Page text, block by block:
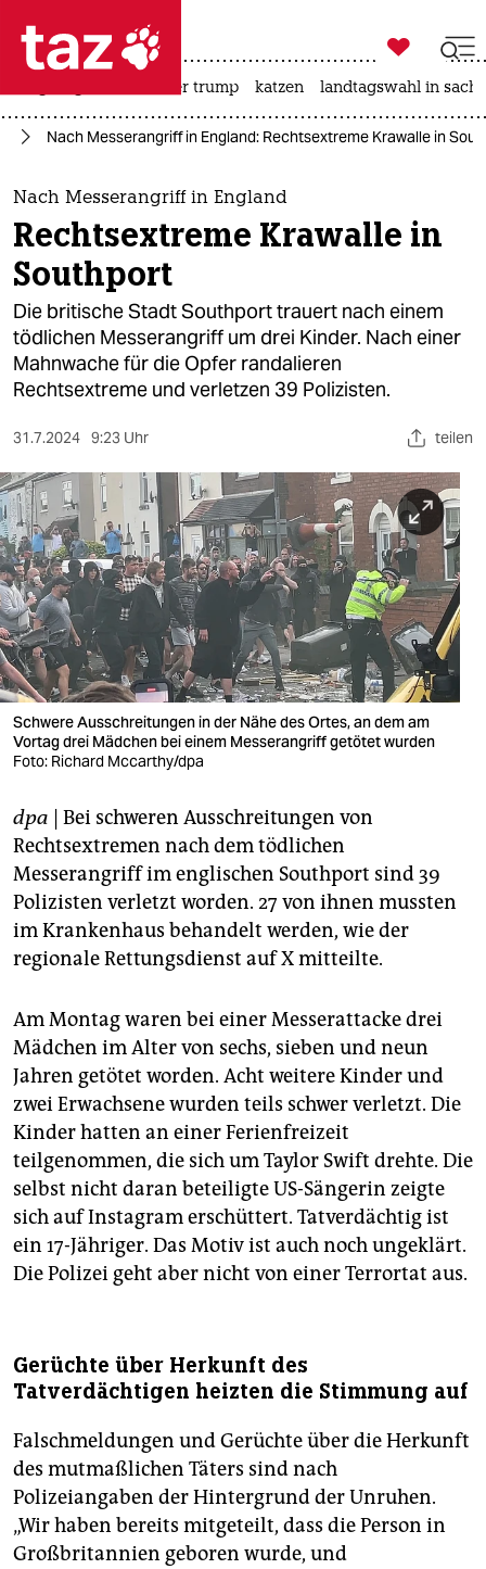
 taz zahl ich
taz zahl ich
themen
politik
öko
gesellschaft
kultur
sport
berlin
nord
wahrheit
verlag
verlag
veranstaltungen
shop
fragen & hilfe
unterstützen
abo
genossenschaft
epaper login

taz zahl ich
usa unter trump katzen landtagswahl in
Nach Messerangriff in England: Rechtsextreme Krawalle in
Nach Messerangriff in England
Rechtsextreme Krawalle in
Southport
Die britische Stadt Southport trauert nach einem
tödlichen Messerangriff um drei Kinder. Nach einer
Mahnwache für die Opfer randalieren
Rechtsextreme und verletzen 39 Polizisten.
31.7.2024 9:23 Uhr teilen
Schwere Ausschreitungen in der Nähe des Ortes, an dem am
Vortag drei Mädchen bei einem Messerangriff getötet wurden
Foto: Richard Mccarthy/dpa
dpa | Bei schweren Ausschreitungen von
Rechtsextremen nach dem tödlichen
Messerangriff im englischen Southport sind 39
Polizisten verletzt worden. 27 von ihnen mussten
im Krankenhaus behandelt werden, wie der
regionale Rettungsdienst auf X mitteilte.
Am Montag waren bei einer Messerattacke drei
Mädchen im Alter von sechs, sieben und neun
Jahren getötet worden. Acht weitere Kinder und
zwei Erwachsene wurden teils schwer verletzt. Die
Kinder hatten an einer Ferienfreizeit
teilgenommen, die sich um Taylor Swift drehte. Die
selbst nicht daran beteiligte US-Sängerin zeigte
sich auf Instagram erschüttert. Tatverdächtig ist
ein 17-Jähriger. Das Motiv ist auch noch ungeklärt.
Die Polizei geht aber nicht von einer Terrortat aus.
Gerüchte über Herkunft des
Tatverdächtigen heizten die Stimmung auf
Falschmeldungen und Gerüchte über die Herkunft
des mutmaßlichen Täters sind nach
Polizeiangaben der Hintergrund der Unruhen.
„Wir haben bereits mitgeteilt, dass die Person in
Großbritannien geboren wurde, und